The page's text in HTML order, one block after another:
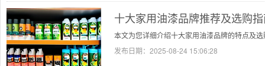
十大家用油漆品牌推荐及选购
本文为您详细介绍十大家用油漆品牌的特点及
发布日期： 2025-08-24 15:06:28